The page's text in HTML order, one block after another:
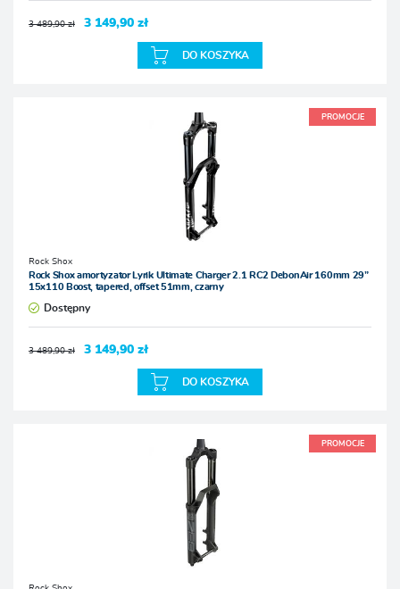
3 489,90 zł 3 149,90 zł
DO KOSZYKA
PROMOCJE
Rock Shox
Rock Shox amortyzator Lyrik Ultimate Charger 2.1 RC2 DebonAir 160mm 29”
15x110 Boost, tapered, offset 51mm, czarny
Dostępny
3 489,90 zł 3 149,90 zł
DO KOSZYKA
PROMOCJE